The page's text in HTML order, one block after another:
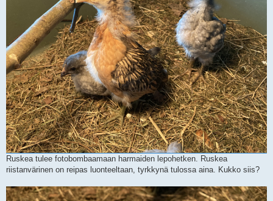
Ruskea tulee fotobombaamaan harmaiden lepohetken. Ruskea
riistanvärinen on reipas luonteeltaan, tyrkkynä tulossa aina. Kukko siis?